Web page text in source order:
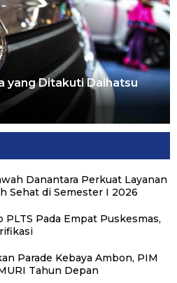
yang Ditakuti Daihatsu
Danantara Perkuat Layanan
Sehat di Semester I 2026
Pada Empat Puskesmas,
Parade Kebaya Ambon, PIM
Tahun Depan